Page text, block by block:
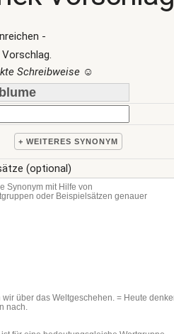
-
Schreibweise☺
+ WEITERES SYNONYM
(optional)